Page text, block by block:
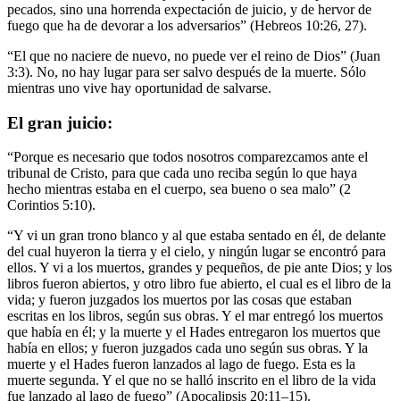
pecados, sino una horrenda expectación de juicio, y de hervor de
fuego que ha de devorar a los adversarios” (Hebreos 10:26, 27).
“El que no naciere de nuevo, no puede ver el reino de Dios” (Juan
3:3). No, no hay lugar para ser salvo después de la muerte. Sólo
mientras uno vive hay oportunidad de salvarse.
El gran juicio:
“Porque es necesario que todos nosotros comparezcamos ante el
tribunal de Cristo, para que cada uno reciba según lo que haya
hecho mientras estaba en el cuerpo, sea bueno o sea malo” (2
Corintios 5:10).
“Y vi un gran trono blanco y al que estaba sentado en él, de delante
del cual huyeron la tierra y el cielo, y ningún lugar se encontró para
ellos. Y vi a los muertos, grandes y pequeños, de pie ante Dios; y los
libros fueron abiertos, y otro libro fue abierto, el cual es el libro de la
vida; y fueron juzgados los muertos por las cosas que estaban
escritas en los libros, según sus obras. Y el mar entregó los muertos
que había en él; y la muerte y el Hades entregaron los muertos que
había en ellos; y fueron juzgados cada uno según sus obras. Y la
muerte y el Hades fueron lanzados al lago de fuego. Esta es la
muerte segunda. Y el que no se halló inscrito en el libro de la vida
fue lanzado al lago de fuego” (Apocalipsis 20:11–15).